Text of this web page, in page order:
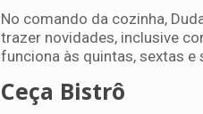
No comando da cozinha,
trazer novidades, inclusive
funciona às quintas, sextas e
Ceça Bistrô